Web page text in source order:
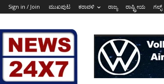
Sign in / Join ಮುಖಪುಟ ಕರಾವಳಿ ರಾಜ್ಯ ರಾಷ್ಟ್ರೀಯ ಗಲ್ಫ್